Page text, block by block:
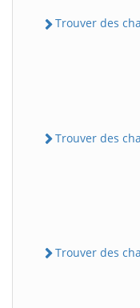
Trouver des
Trouver des
Trouver des